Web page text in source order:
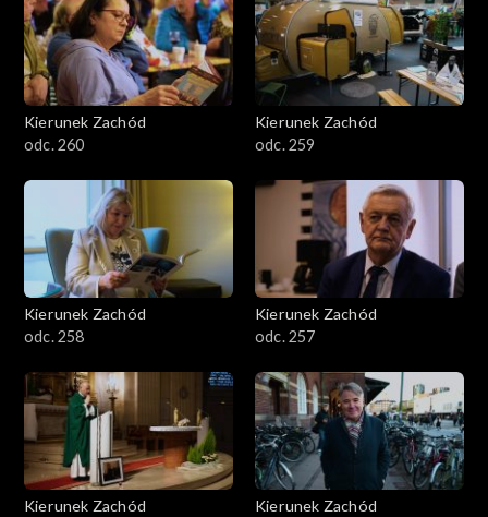
Kierunek Zachód
odc. 260
Kierunek Zachód
odc. 259
Kierunek Zachód
odc. 258
Kierunek Zachód
odc. 257
Kierunek Zachód
Kierunek Zachód